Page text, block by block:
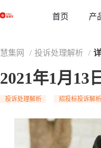
首页 产
慧集网 / 投诉处理解析 /
2021年1月13
投诉处理解析 招投标投诉解析